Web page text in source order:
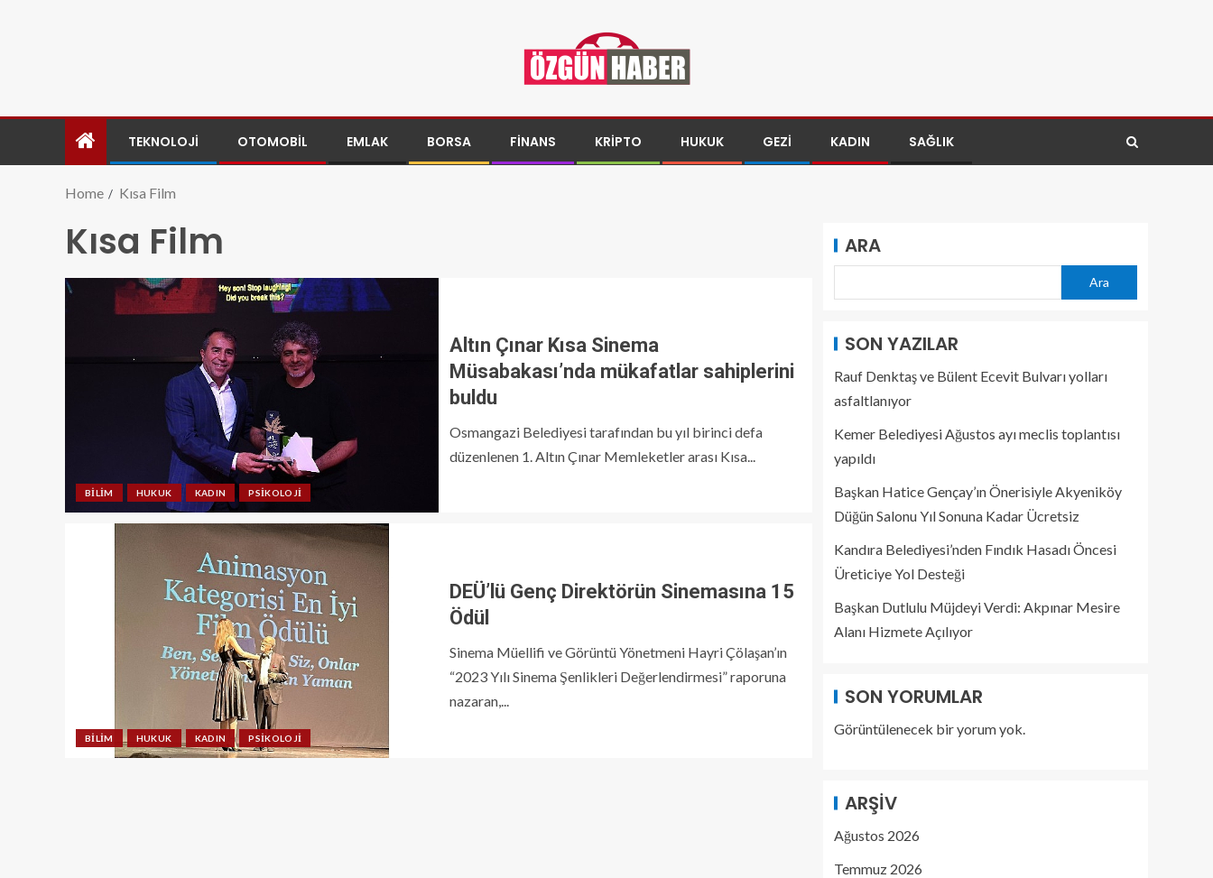
TEKNOLOJI OTOMOBIL EMLAK BORSA FINANS KRIPTO HUKUK GEZI KADIN SAĞLIK
Home Kısa Film
Kısa Film
BILIM HUKUK KADIN PSIKOLOJI
Altın Çınar Kısa Sinema
Müsabakası’nda mükafatlar sahiplerini
buldu
Osmangazi Belediyesi tarafından bu yıl birinci defa
düzenlenen 1. Altın Çınar Memleketler arası Kısa...
BILIM HUKUK KADIN PSIKOLOJI
DEÜ’lü Genç Direktörün Sinemasına 15
Ödül
Sinema Müellifi ve Görüntü Yönetmeni Hayri Çölaşan’ın
“2023 Yılı Sinema Şenlikleri Değerlendirmesi” raporuna
nazaran,...
ARA
Ara
SON YAZILAR
Rauf Denktaş ve Bülent Ecevit Bulvarı yolları
asfaltlanıyor
Kemer Belediyesi Ağustos ayı meclis toplantısı
yapıldı
Başkan Hatice Gençay’ın Önerisiyle Akyeniköy
Düğün Salonu Yıl Sonuna Kadar Ücretsiz
Kandıra Belediyesi’nden Fındık Hasadı Öncesi
Üreticiye Yol Desteği
Başkan Dutlulu Müjdeyi Verdi: Akpınar Mesire
Alanı Hizmete Açılıyor
SON YORUMLAR
Görüntülenecek bir yorum yok.
ARŞIV
Ağustos 2026
Temmuz 2026